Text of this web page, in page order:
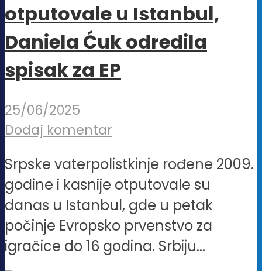
otputovale u Istanbul,
Daniela Ćuk odredila
spisak za EP
25/06/2025
Dodaj komentar
Srpske vaterpolistkinje rođene 2009.
godine i kasnije otputovale su
danas u Istanbul, gde u petak
počinje Evropsko prvenstvo za
igračice do 16 godina. Srbiju...